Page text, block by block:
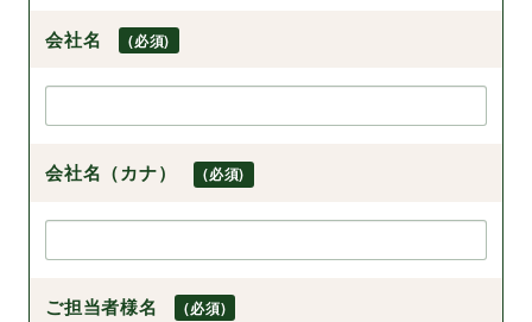
会社名 (必須)
会社名（カナ） (必須)
ご担当者様名 (必須)